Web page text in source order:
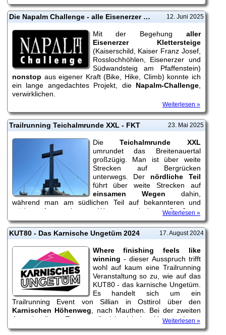
Die Napalm Challenge - alle Eisenerzer Klettersteige nonstop 12. Juni 2025
Mit der Begehungaller
Eisenerzer Klettersteige
(Kaiserschild, Kaiser Franz Josef,
Rosslochhöhlen, Eisenerzer und
Südwandsteig am Pfaffenstein)
nonstop aus eigener Kraft (Bike, Hike, Climb) konnte ich
ein lange angedachtes Projekt, die Napalm-Challenge,
verwirklichen.
Weiterlesen »
Trailrunning Teichalmrunde XXL - FKT 23. Mai 2025
DieTeichalmrunde XXL
umrundet das Breitenauertal
großzügig. Man ist über weite
Strecken auf Bergrücken
unterwegs. Der nördliche Teil
führt über weite Strecken auf
einsamen Wegen dahin,
während man am südlichen Teil auf bekannteren und
stärker frequentierten Wegen zwischen Straßegg,
Teichalm und Roter Wand unterwegs. Schon zum zweiten
mal unternahm ich dieses Jahr diese schöne Tour und...
Weiterlesen »
KUT80 - Das Karnische Ungetüm 2024 17. August 2024
Where finishing feels like
winning - dieser Ausspruch trifft
wohl auf kaum eine Trailrunning
Veranstaltung so zu, wie auf das
KUT80 - das karnische Ungetüm.
Es handelt sich um ein
Trailrunning Event von Sillian in Osttirol über den
Karnischen Höhenweg, nach Mauthen. Bei der zweiten
Ausgabe dieses Events stellte ich mich dem Ungetüm!
Weiterlesen »